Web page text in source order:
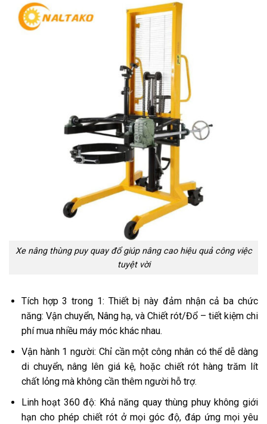
Xe nâng thùng puy quay đổ giúp nâng cao hiệu quả công việc
tuyệt vời
Tích hợp 3 trong 1: Thiết bị này đảm nhận cả ba chức
năng: Vận chuyển, Nâng hạ, và Chiết rót/Đổ – tiết kiệm chi
phí mua nhiều máy móc khác nhau.
Vận hành 1 người: Chỉ cần một công nhân có thể dễ dàng
di chuyển, nâng lên giá kệ, hoặc chiết rót hàng trăm lít
chất lỏng mà không cần thêm người hỗ trợ.
Linh hoạt 360 độ: Khả năng quay thùng phuy không giới
hạn cho phép chiết rót ở mọi góc độ, đáp ứng mọi yêu